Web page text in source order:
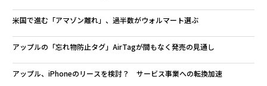
米国で進む「アマゾン離れ」、過半数がウォルマート選ぶ
アップルの「忘れ物防止タグ」AirTagが間もなく発売の見通し
アップル、iPhoneのリースを検討？ サービス事業への転換加速